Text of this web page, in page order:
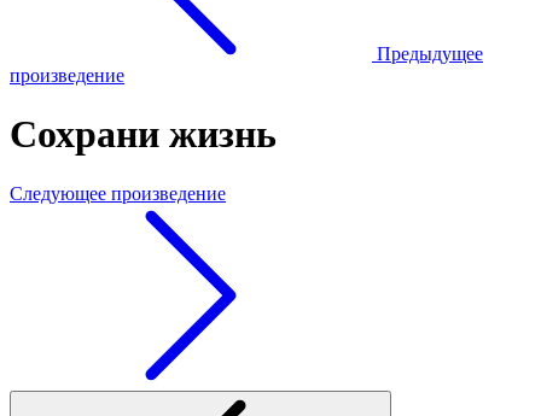
Предыдущее
произведение
Сохрани жизнь
Следующее произведение